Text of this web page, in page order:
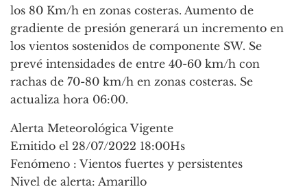
los 80 Km/h en zonas costeras. Aumento de
gradiente de presión generará un incremento en
los vientos sostenidos de componente SW. Se
prevé intensidades de entre 40-60 km/h con
rachas de 70-80 km/h en zonas costeras. Se
actualiza hora 06:00.
Alerta Meteorológica Vigente
Emitido el 28/07/2022 18:00Hs
Fenómeno : Vientos fuertes y persistentes
Nivel de alerta: Amarillo